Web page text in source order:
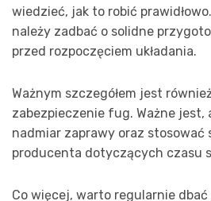
wiedzieć, jak to robić
należy zadbać o solidne
przed rozpoczęciem układania.
Ważnym szczegółem jest
zabezpieczenie fug. Ważne jest,
nadmiar zaprawy oraz stosować
producenta dotyczących czasu
Co więcej, warto regularnie